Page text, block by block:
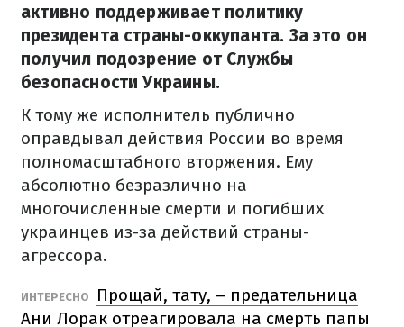
активно поддерживает политику
президента страны-оккупанта. За это он
получил подозрение от Службы
безопасности Украины.
К тому же исполнитель публично
оправдывал действия России во время
полномасштабного вторжения. Ему
абсолютно безразлично на
многочисленные смерти и погибших
украинцев из-за действий страны-
агрессора.
ИНТЕРЕСНО
Прощай, тату, – предательница
Ани Лорак отреагировала на смерть папы